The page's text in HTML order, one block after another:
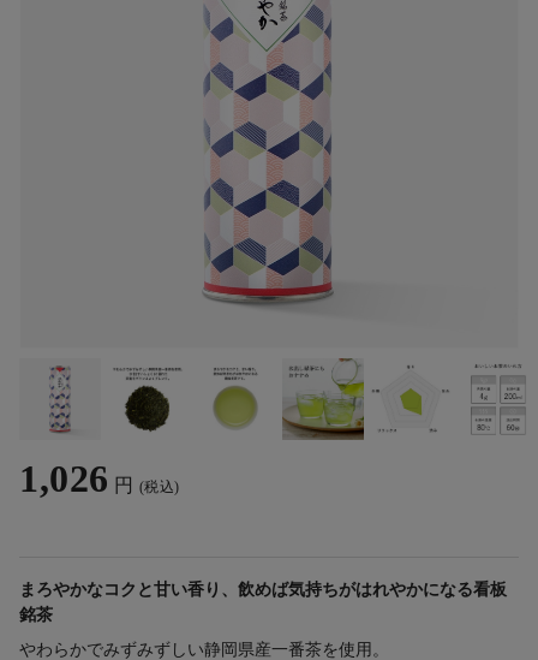
まろやかなコクと甘い香り、飲めば気持ちがはれやかになる看板
銘茶
やわらかでみずみずしい静岡県産一番茶を使用。
1,026 円 (税込)